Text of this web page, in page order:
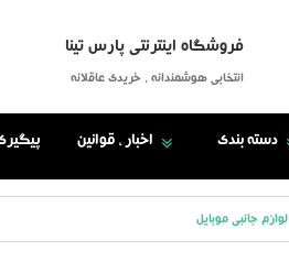
فروشگاه اینترنتی پارس تینا
انتخابی هوشمندانه ، خریدی عاقلانه
دسته بندی اخبار ، قوانین
لوازم جانبی موبایل